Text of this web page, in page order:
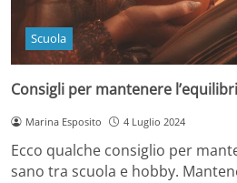
Scuola
Consigli per mantenere
Marina Esposito 4 Luglio 2024
Ecco qualche consiglio per
sano tra scuola e hobby.